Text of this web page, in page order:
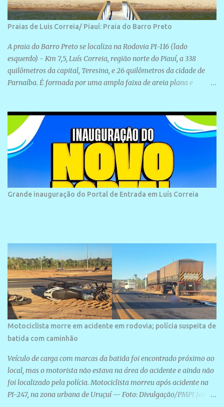
Praias de Luis Correia/ Piauí: Praia do Barro Preto
A praia do Barro Preto se localiza na Rodovia PI-116 (lado
esquerdo) - Km 7,5, Luís Correia, região norte do Piauí, a 338
quilômetros da capital, Teresina, e 26 quilômetros da cidade de
Parnaíba. É formada por uma ampla faixa de areia plana e
devido ao extensivo molhe de pedras que não chegam a 2 metros
de altura, não apresentando dunas em seu espaço geográfico. Não
se sabe ao certo porque a praia leva esse nome, e muitas das suas
historias foram esquecidas ao longo do tempo. A praia é
frequentada por moradores e turistas, em geral veranistas
piauienses e, em menor número, pessoas de estados vizinhos. O
bairro onde se localiza a praia é palco de amplos investimentos e
Grande inauguração do Portal de Entrada em Luís Correia
Motociclista morre em acidente em rodovia; polícia suspeita de
batida com caminhão
Veículo de carga com marcas da batida foi encontrado próximo ao
local, mas o motorista não estava na área do acidente e ainda não
foi localizado pela polícia. Motociclista morreu após acidente na
PI-247, na zona urbana de Uruçuí — Foto: Divulgação/PMPI João